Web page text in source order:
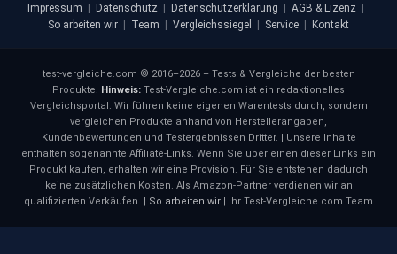
Impressum | Datenschutz | Datenschutzerklärung | AGB & Lizenz |
So arbeiten wir | Team | Vergleichssiegel | Service | Kontakt
test-vergleiche.com © 2016–2026 – Tests & Vergleiche der besten
Produkte. Hinweis: Test-Vergleiche.com ist ein redaktionelles
Vergleichsportal. Wir führen keine eigenen Warentests durch, sondern
vergleichen Produkte anhand von Herstellerangaben,
Kundenbewertungen und Testergebnissen Dritter. | Unsere Inhalte
enthalten sogenannte Affiliate-Links. Wenn Sie über einen dieser Links ein
Produkt kaufen, erhalten wir eine Provision. Für Sie entstehen dadurch
keine zusätzlichen Kosten. Als Amazon-Partner verdienen wir an
qualifizierten Verkäufen. | So arbeiten wir | Ihr Test-Vergleiche.com Team